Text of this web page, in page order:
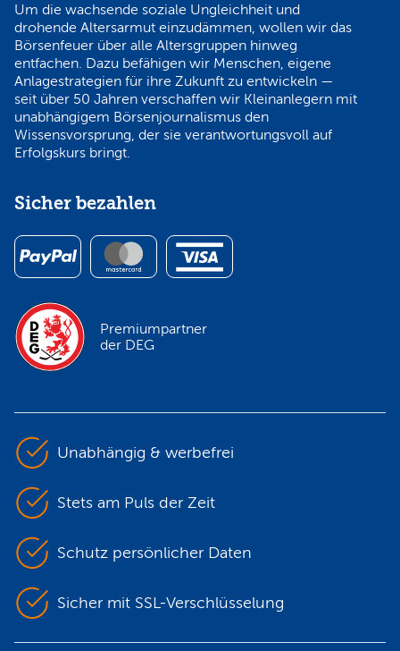
Um die wachsende soziale Ungleichheit und
drohende Altersarmut einzudämmen, wollen wir das
Börsenfeuer über alle Altersgruppen hinweg
entfachen. Dazu befähigen wir Menschen, eigene
Anlagestrategien für ihre Zukunft zu entwickeln —
seit über 50 Jahren verschaffen wir Kleinanlegern mit
unabhängigem Börsenjournalismus den
Wissensvorsprung, der sie verantwortungsvoll auf
Erfolgskurs bringt.
Sicher bezahlen
Premiumpartner
der DEG
Unabhängig & werbefrei
Stets am Puls der Zeit
Schutz persönlicher Daten
Sicher mit SSL-Verschlüsselung